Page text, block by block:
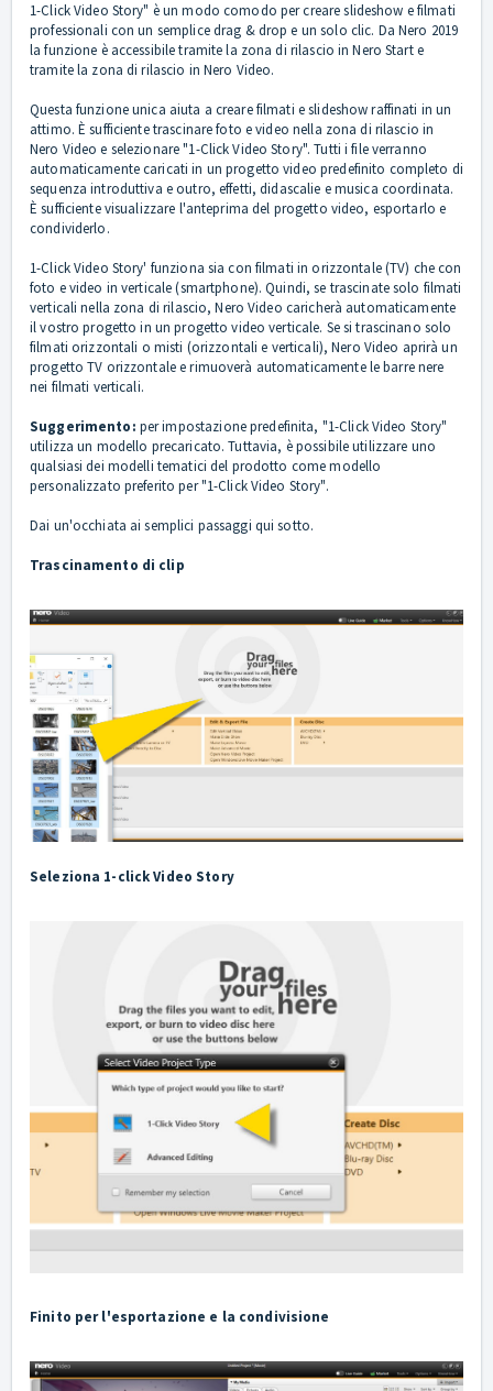
1-Click Video Story" è un modo comodo per creare slideshow e filmati
professionali con un semplice drag & drop e un solo clic. Da Nero 2019
la funzione è accessibile tramite la zona di rilascio in Nero Start e
tramite la zona di rilascio in Nero Video.
Questa funzione unica aiuta a creare filmati e slideshow raffinati in un
attimo. È sufficiente trascinare foto e video nella zona di rilascio in
Nero Video e selezionare "1-Click Video Story". Tutti i file verranno
automaticamente caricati in un progetto video predefinito completo di
sequenza introduttiva e outro, effetti, didascalie e musica coordinata.
È sufficiente visualizzare l'anteprima del progetto video, esportarlo e
condividerlo.
1-Click Video Story' funziona sia con filmati in orizzontale (TV) che con
foto e video in verticale (smartphone). Quindi, se trascinate solo filmati
verticali nella zona di rilascio, Nero Video caricherà automaticamente
il vostro progetto in un progetto video verticale. Se si trascinano solo
filmati orizzontali o misti (orizzontali e verticali), Nero Video aprirà un
progetto TV orizzontale e rimuoverà automaticamente le barre nere
nei filmati verticali.
Suggerimento: per impostazione predefinita, "1-Click Video Story"
utilizza un modello precaricato. Tuttavia, è possibile utilizzare uno
qualsiasi dei modelli tematici del prodotto come modello
personalizzato preferito per "1-Click Video Story".
Dai un'occhiata ai semplici passaggi qui sotto.
Trascinamento di clip
Seleziona 1-click Video Story
Finito per l'esportazione e la condivisione